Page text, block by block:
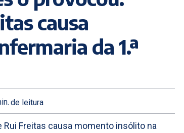
causa
da 1.ª
de leitura
Freitas causa momento insólito na